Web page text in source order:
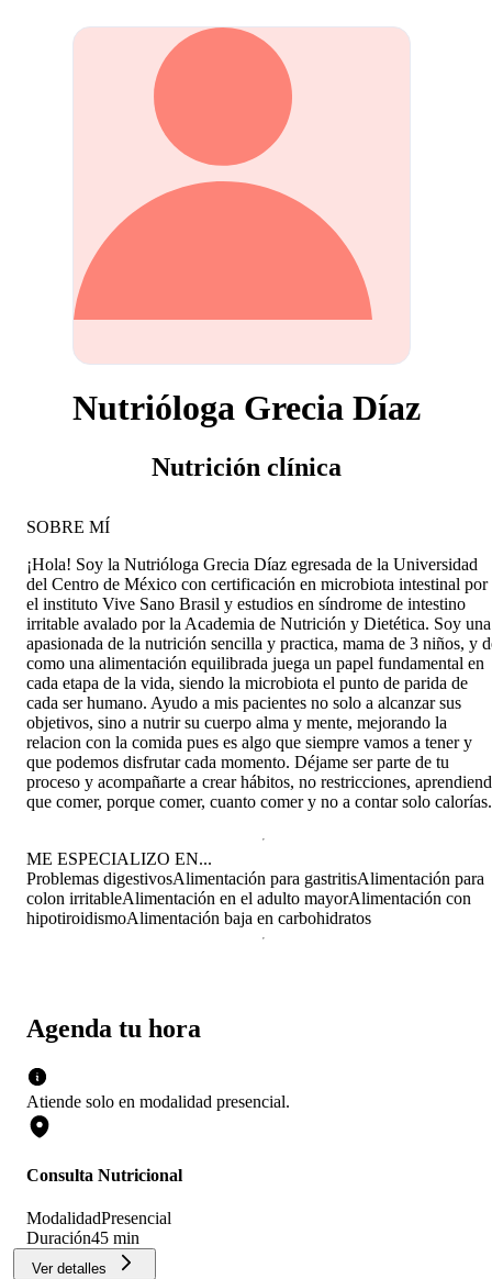
Nutrióloga Grecia Díaz
Nutrición clínica
Agenda tu hora
Atiende solo en modalidad presencial.
Consulta Nutricional
ModalidadPresencial
Duración45 min
Ver detalles
SOBRE MÍ
¡Hola! Soy la Nutrióloga Grecia Díaz egresada de la Universidad
del Centro de México con certificación en microbiota intestinal por
el instituto Vive Sano Brasil y estudios en síndrome de intestino
irritable avalado por la Academia de Nutrición y Dietética. Soy una
apasionada de la nutrición sencilla y practica, mama de 3 niños, y
como una alimentación equilibrada juega un papel fundamental en
cada etapa de la vida, siendo la microbiota el punto de parida de
cada ser humano. Ayudo a mis pacientes no solo a alcanzar sus
objetivos, sino a nutrir su cuerpo alma y mente, mejorando la
relacion con la comida pues es algo que siempre vamos a tener y
que podemos disfrutar cada momento. Déjame ser parte de tu
proceso y acompañarte a crear hábitos, no restricciones,
que comer, porque comer, cuanto comer y no a contar solo calorías.
ME ESPECIALIZO EN...
Problemas digestivosAlimentación para gastritisAlimentación para
colon irritableAlimentación en el adulto mayorAlimentación con
hipotiroidismoAlimentación baja en carbohidratos